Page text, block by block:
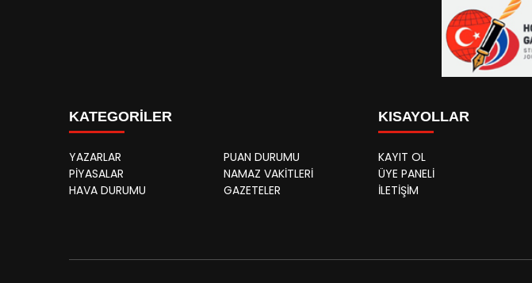
KATEGORİLER
YAZARLAR
PUAN DURUMU
PİYASALAR
NAMAZ VAKİTLERİ
HAVA DURUMU
GAZETELER
KISAYOLLAR
KAYIT OL
ÜYE PANELİ
İLETİŞİM